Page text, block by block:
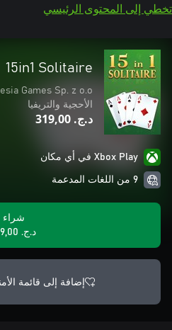
تخطي إلى المحتوى الرئيسي
15in1 Solitaire
Games Sp. z o.o.
الأحجية والتريفيا
د.ج.‏ 319,00
Xbox Play في أي مكان
9 من اللغات المدعمة
شراء
د.ج.‏ 319,00
إضافة إلى قائمة